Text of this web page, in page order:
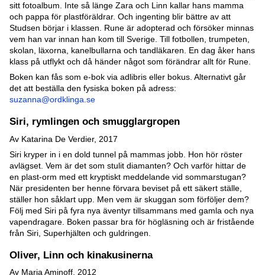
sitt fotoalbum. Inte så länge Zara och Linn kallar hans mamma
och pappa för plastföräldrar. Och ingenting blir bättre av att
Studsen börjar i klassen. Rune är adopterad och försöker minnas
vem han var innan han kom till Sverige. Till fotbollen, trumpeten,
skolan, läxorna, kanelbullarna och tandläkaren. En dag åker hans
klass på utflykt och då händer något som förändrar allt för Rune.
Boken kan fås som e-bok via adlibris eller bokus. Alternativt går
det att beställa den fysiska boken på adress:
suzanna@ordklinga.se
Siri, rymlingen och smugglargropen
Av Katarina De Verdier, 2017
Siri kryper in i en dold tunnel på mammas jobb. Hon hör röster
avlägset. Vem är det som stulit diamanten? Och varför hittar de
en plast-orm med ett kryptiskt meddelande vid sommarstugan?
När presidenten ber henne förvara beviset på ett säkert ställe,
ställer hon såklart upp. Men vem är skuggan som förföljer dem?
Följ med Siri på fyra nya äventyr tillsammans med gamla och nya
vapendragare. Boken passar bra för högläsning och är fristående
från Siri, Superhjälten och guldringen.
Oliver, Linn och kinakusinerna
Av Maria Aminoff, 2012